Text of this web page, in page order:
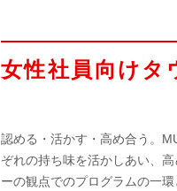
女性社員向けタ
認める・活かす・高め合う。
ぞれの持ち味を活かしあい、
ーの観点でのプログラムの一